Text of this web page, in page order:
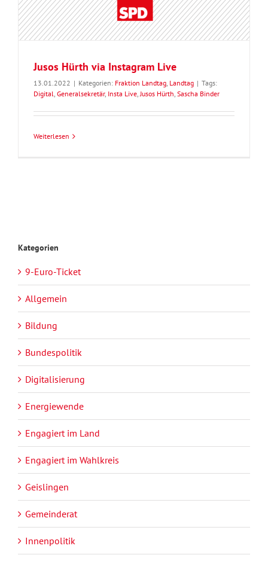
Jusos Hürth via Instagram Live
13.01.2022 | Kategorien: Fraktion Landtag, Landtag | Tags:
Digital, Generalsekretär, Insta Live,Jusos Hürth, Sascha Binder
Weiterlesen
Kategorien
9-Euro-Ticket
Allgemein
Bildung
Bundespolitik
Digitalisierung
Energiewende
Engagiert im Land
Engagiert im Wahlkreis
Geislingen
Gemeinderat
Innenpolitik